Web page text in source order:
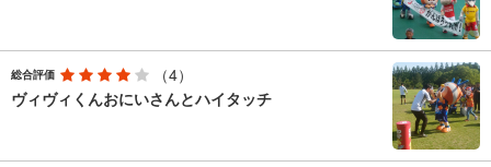
総合評価
（4）
ヴィヴィくんおにいさんとハイタッチ